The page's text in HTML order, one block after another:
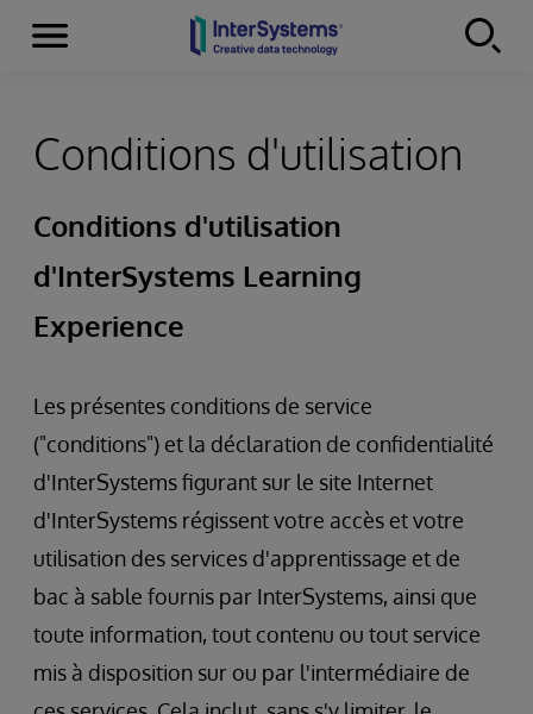
Skip to content
Menu
Conditions d'utilisation
Conditions d'utilisation
d'InterSystems Learning
Experience
Les présentes conditions de service
("conditions") et la déclaration de confidentialité
d'InterSystems figurant sur le site Internet
d'InterSystems régissent votre accès et votre
utilisation des services d'apprentissage et de
bac à sable fournis par InterSystems, ainsi que
toute information, tout contenu ou tout service
mis à disposition sur ou par l'intermédiaire de